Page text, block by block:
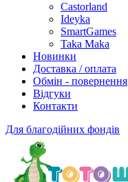
Castorland
Ideyka
SmartGames
Taka Maka
Новинки
Доставка / оплата
Обмін - повернення
Відгуки
Контакти
Для благодійних фондів